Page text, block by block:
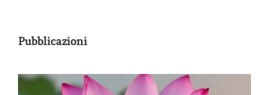
Pubblicazioni